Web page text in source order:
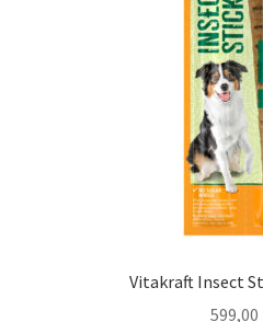
Vitakraft Insect
599,00